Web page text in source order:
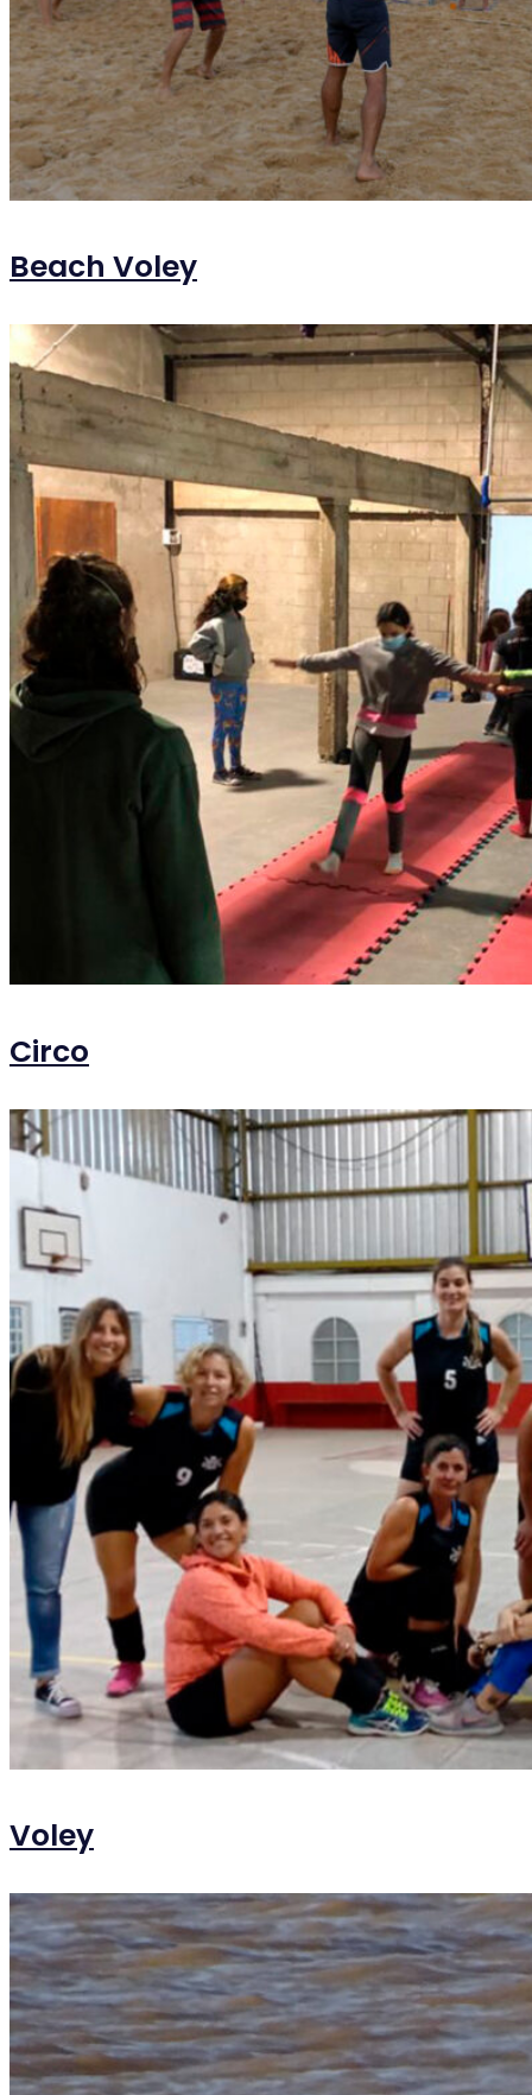
Beach Voley
Circo
Voley